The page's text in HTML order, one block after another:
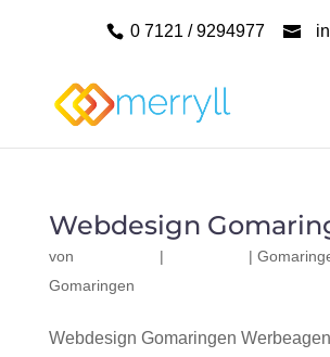
0 7121 / 9294977
Webdesign
von | |
Gomaringen
Webdesign Gomaringen